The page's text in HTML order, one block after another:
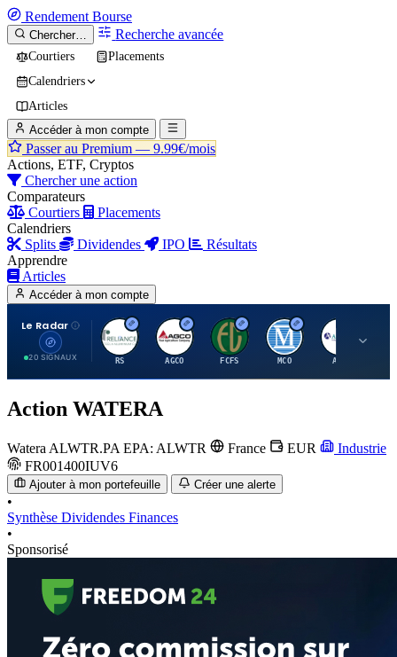
Rendement Bourse
Chercher… Recherche avancée
Courtiers
Placements
Calendriers
Articles
Accéder à mon compte
Passer au Premium — 9.99€/mois
Actions, ETF, Cryptos
Chercher une action
Comparateurs
Courtiers
Placements
Calendriers
Splits
Dividendes IPO
Résultats
Apprendre
Articles
Accéder à mon compte
Le Radar
20 SIGNAUX
R
RS
A
AGCO
F
FCFS
M
MCO
A
AIT
Action WATERA
Watera ALWTR.PA EPA: ALWTR France EUR
Industrie
FR001400IUV6
Ajouter à mon portefeuille Créer une alerte
•
Synthèse Dividendes Finances
•
Sponsorisé